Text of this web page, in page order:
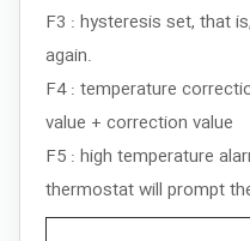
F3 : hysteresis set, that
again.
F4 : temperature
value + correction value
F5 : high temperature
thermostat will prompt